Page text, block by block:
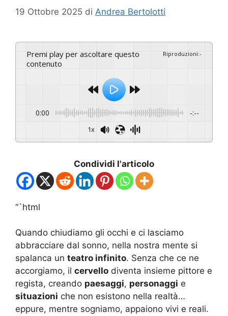
19 Ottobre 2025 di Andrea Bertolotti
Premi play per ascoltare questo
contenuto
Riproduzioni:-
0:00 -:--
1x
Condividi l'articolo
“`html
Quando chiudiamo gli occhi e ci lasciamo
abbracciare dal sonno, nella nostra mente si
spalanca un teatro infinito. Senza che ce ne
accorgiamo, il cervello diventa insieme pittore e
regista, creando paesaggi, personaggi e
situazioni che non esistono nella realtà…
eppure, mentre sogniamo, appaiono vivi e reali.